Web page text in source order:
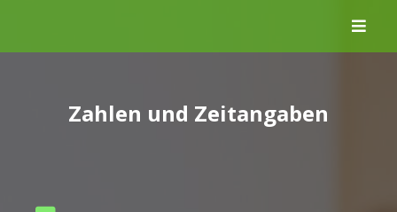
Zahlen und Zeitangaben